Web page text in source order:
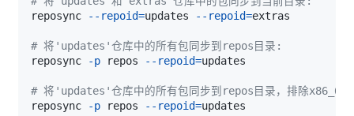
reposync
--repoid=updates --repoid=
# 将'updates'仓库中的所有包同步到repos目录:
reposync
-p repos --repoid=
# 将'updates'仓库中的所有包同步到repos目录，排除
reposync
-p repos --repoid=